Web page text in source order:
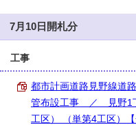
7月10日開札分
工事
都市計画道路見野線
管布設工事 ／ 見野1
工区） （単第4工区）